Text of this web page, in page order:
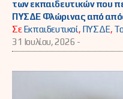
των εκπαιδευτικών που
ΠΥΣΔΕ Φλώρινας από
ΣεΕκπαιδευτικοί, ΠΥΣΔΕ,
31 Ιουλίου, 2026 -